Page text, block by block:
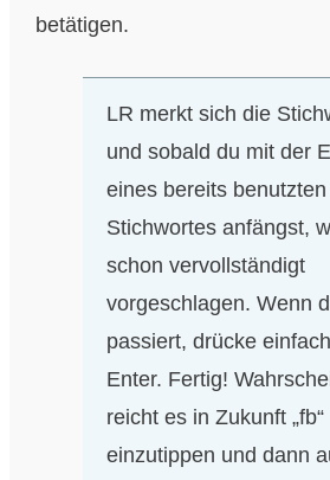
betätigen.
LR merkt sich die
und sobald du mit der
eines bereits benutzten
Stichwortes anfängst,
schon vervollständigt
vorgeschlagen. Wenn
passiert, drücke
Enter. Fertig!
reicht es in Zukunft „fb“
einzutippen und dann